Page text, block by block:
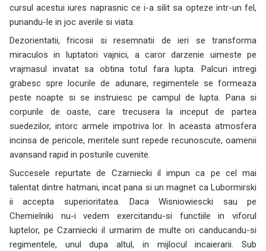
cursul acestui iures naprasnic ce i-a silit sa opteze intr-un fel,
punandu-le in joc averile si viata.
Dezorientatii, fricosii si resemnatii de ieri se transforma
miraculos in luptatori vajnici, a caror darzenie uimeste pe
vrajmasul invatat sa obtina totul fara lupta. Palcuri intregi
grabesc spre locurile de adunare, regimentele se formeaza
peste noapte si se instruiesc pe campul de lupta. Pana si
corpurile de oaste, care trecusera la inceput de partea
suedezilor, intorc armele impotriva lor. In aceasta atmosfera
incinsa de pericole, meritele sunt repede recunoscute, oamenii
avansand rapid in posturile cuvenite.
Succesele repurtate de Czarniecki il impun ca pe cel mai
talentat dintre hatmani, incat pana si un magnet ca Lubormirski
ii accepta superioritatea. Daca Wisniowiescki sau pe
Chemielniki nu-i vedem exercitandu-si functiile in viforul
luptelor, pe Czarniecki il urmarim de multe ori canducandu-si
regimentele, unul dupa altul, in mijlocul incaierarii. Sub